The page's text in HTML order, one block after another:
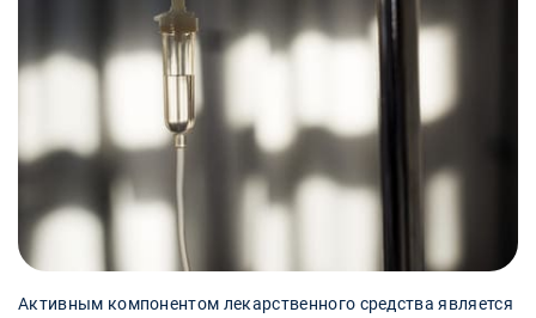
Активным компонентом лекарственного средства является